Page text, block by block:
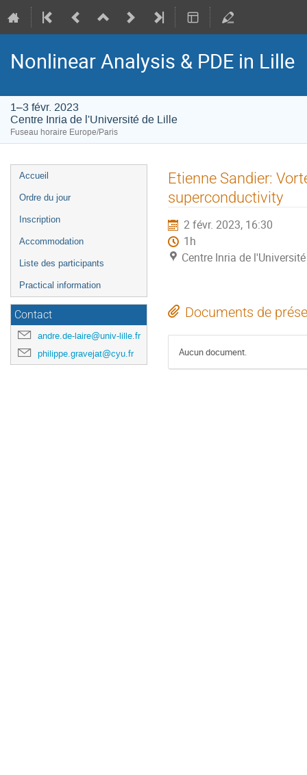
Nonlinear Analysis & PDE in Lille
1–3 févr. 2023
Centre Inria de l'Université de Lille
Fuseau horaire Europe/Paris
Menu
de
Accueil
Ordre du jour
Inscription
Accommodation
Liste des participants
Practical information
Contact
andre.de-laire@univ-lille.fr
philippe.gravejat@cyu.fr
Etienne Sandier:
superconductivity
2 févr. 2023, 16:30
1h
Centre Inria de
Documents de
Aucun document.